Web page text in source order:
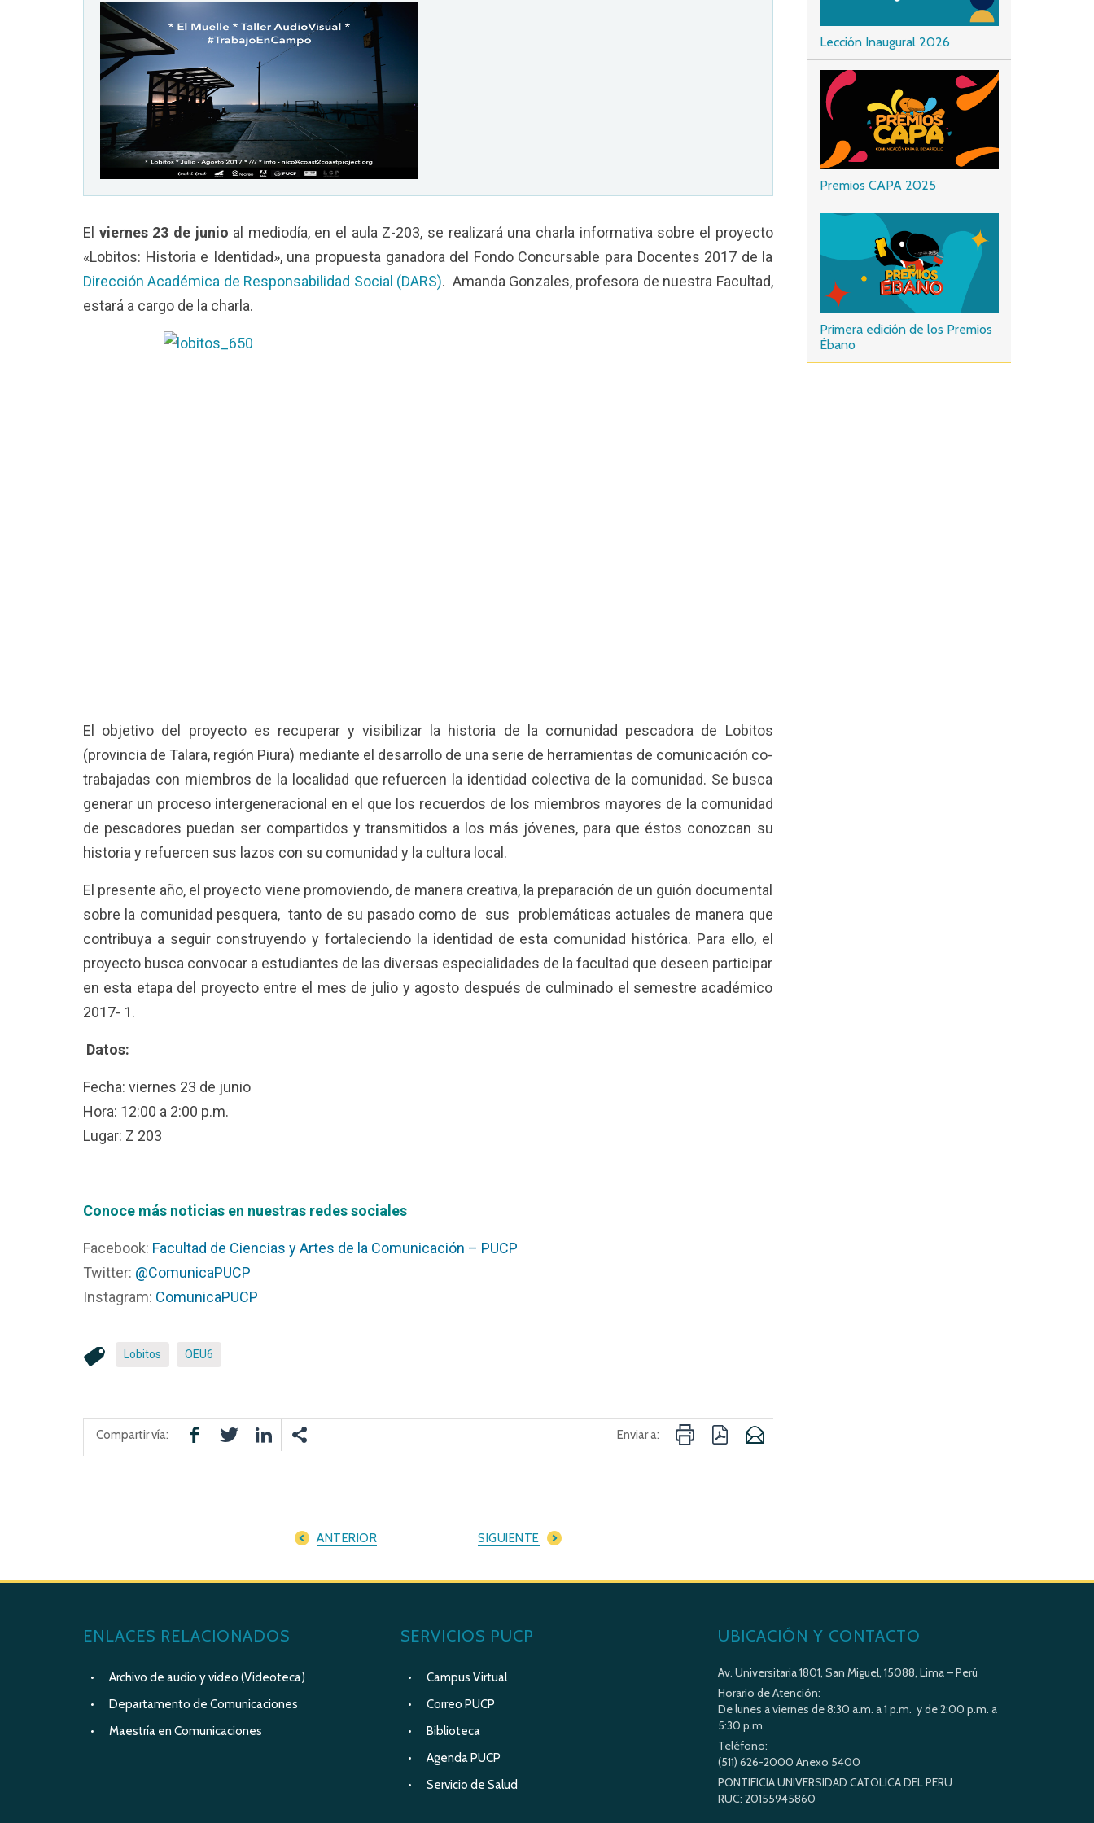
El viernes 23 de junio al mediodía, en el aula Z-203, se realizará una charla informativa sobre el proyecto
«Lobitos: Historia e Identidad», una propuesta ganadora del Fondo Concursable para Docentes 2017 de la
Dirección Académica de Responsabilidad Social (DARS). Amanda Gonzales, profesora de nuestra Facultad,
estará a cargo de la charla.
El objetivo del proyecto es recuperar y visibilizar la historia de la comunidad pescadora de Lobitos
(provincia de Talara, región Piura) mediante el desarrollo de una serie de herramientas de comunicación co-
trabajadas con miembros de la localidad que refuercen la identidad colectiva de la comunidad. Se busca
generar un proceso intergeneracional en el que los recuerdos de los miembros mayores de la comunidad
de pescadores puedan ser compartidos y transmitidos a los más jóvenes, para que éstos conozcan su
historia y refuercen sus lazos con su comunidad y la cultura local.
El presente año, el proyecto viene promoviendo, de manera creativa, la preparación de un guión documental
sobre la comunidad pesquera, tanto de su pasado como de sus problemáticas actuales de manera que
contribuya a seguir construyendo y fortaleciendo la identidad de esta comunidad histórica. Para ello, el
proyecto busca convocar a estudiantes de las diversas especialidades de la facultad que deseen participar
en esta etapa del proyecto entre el mes de julio y agosto después de culminado el semestre académico
2017- 1.
Datos:
Fecha: viernes 23 de junio
Hora: 12:00 a 2:00 p.m.
Lugar: Z 203
Conoce más noticias en nuestras redes social es
Facebook: Facultad de Ciencias y Artes de la Comunicación – PUCP
Twitter: @ComunicaPUCP
Instagram: ComunicaPUCP
Lobitos OEU6
Compartir vía: Enviar a:
ANTERIOR SIGUIENTE
Lección Inaugural 2026
Premios CAPA 2025
Primera edición de los Premios
Ébano
ENLACES RELACIONADOS
Archivo de audio y video (Videoteca)
Departamento de Comunicaciones
Maestría en Comunicaciones
SERVICIOS PUCP
Campus Virtual
Correo PUCP
Biblioteca
Agenda PUCP
Servicio de Salud
UBICACIÓN Y CONTACTO
Av. Universitaria 1801, San Miguel, 15088, Lima – Perú
Horario de Atención:
De lunes a viernes de 8:30 a.m. a 1 p.m. y de 2:00 p.m. a
5:30 p.m.
Teléfono:
(511) 626-2000 Anexo 5400
PONTIFICIA UNIVERSIDAD CATOLICA DEL PERU
RUC: 20155945860